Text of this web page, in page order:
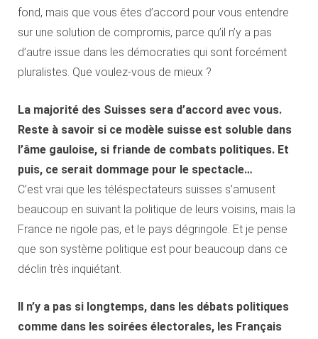
fond, mais que vous êtes d’accord pour vous entendre
sur une solution de compromis, parce qu’il n’y a pas
d’autre issue dans les démocraties qui sont forcément
pluralistes. Que voulez-vous de mieux ?
La majorité des Suisses sera d’accord avec vous.
Reste à savoir si ce modèle suisse est soluble dans
l’âme gauloise, si friande de combats politiques. Et
puis, ce serait dommage pour le spectacle…
C’est vrai que les téléspectateurs suisses s’amusent
beaucoup en suivant la politique de leurs voisins, mais la
France ne rigole pas, et le pays dégringole. Et je pense
que son système politique est pour beaucoup dans ce
déclin très inquiétant.
Il n’y a pas si longtemps, dans les débats politiques
comme dans les soirées électorales, les Français